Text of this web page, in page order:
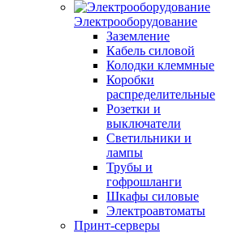
Электрооборудование
Заземление
Кабель силовой
Колодки клеммные
Коробки
распределительные
Розетки и
выключатели
Светильники и
лампы
Трубы и
гофрошланги
Шкафы силовые
Электроавтоматы
Принт-серверы